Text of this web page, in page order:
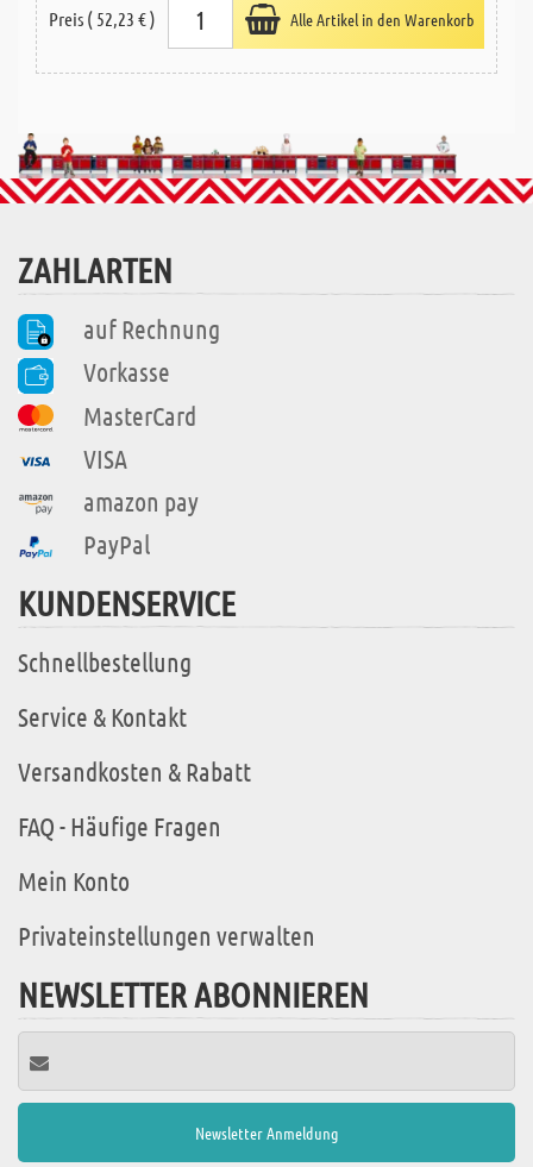
Preis ( 52,23 € ) Alle Artikel in den Warenkorb
ZAHLARTEN
auf Rechnung
Vorkasse
MasterCard
VISA
amazon pay
PayPal
KUNDENSERVICE
Schnellbestellung
Service & Kontakt
Versandkosten & Rabatt
FAQ - Häufige Fragen
Mein Konto
Privateinstellungen verwalten
NEWSLETTER ABONNIEREN